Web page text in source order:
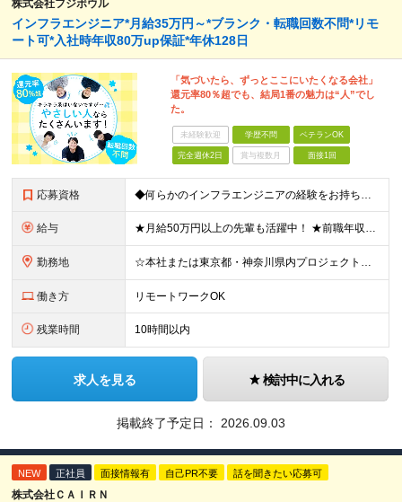
株式会社フジボウル
インフラエンジニア*月給35万円～*ブランク・転職回数不問*リモ
ート可*入社時年収80万up保証*年休128日
「気づいたら、ずっとここにいたくなる会社」
還元率80％超でも、結局1番の魅力は“人”でし
た。
未経験歓迎 学歴不問 ベテランOK
完全週休2日 賞与複数月 面接1回
応募資格 ◆何らかのインフラエンジニアの経験をお持ちの方 ┗設計・構築経験だけではなく、運用・保守経験があるという方も、お気軽にご応募ください！ ┗ブランク・転職回数は不問です！ ┗ネガティブな応募理由も歓迎で
給与 ★月給50万円以上の先輩も活躍中！ ★前職年収から80万円以上UP保証 月給35万円～ ※月給には固定残業代を含む(月20時間分/2万6000円～/超過分別途支給） ※残業がなくても上記支給(基本残
勤務地 ☆本社または東京都・神奈川県内プロジェクト先での勤務となります ☆リモートワークOKの案件も多数あります(応相談) ☆転居を伴う転勤はありません ☆九州地方、北陸地方、北海道からの転職者も多数在籍！/
働き方 リモートワークOK
残業時間 10時間以内
求人を見る 検討中に入れる
掲載終了予定日： 2026.09.03
NEW 正社員 面接情報有 自己PR不要 話を聞きたい応募可
株式会社ＣＡＩＲＮ